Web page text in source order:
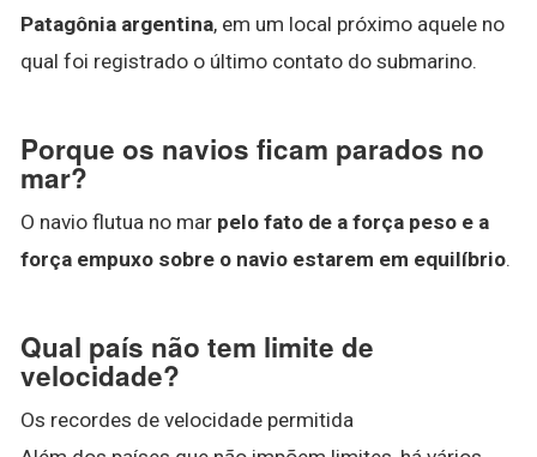
Patagônia argentina, em um local próximo aquele no
qual foi registrado o último contato do submarino.
Porque os navios ficam parados no
mar?
O navio flutua no mar pelo fato de a força peso e a
força empuxo sobre o navio estarem em equilíbrio.
Qual país não tem limite de
velocidade?
Os recordes de velocidade permitida